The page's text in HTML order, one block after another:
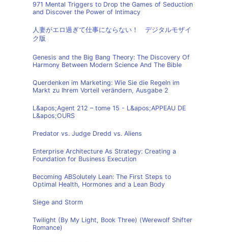
971 Mental Triggers to Drop the Games of Seduction
and Discover the Power of Intimacy
人妻がエロ過ぎて仕事にならない！ デジタルモザイ
ク版
Genesis and the Big Bang Theory: The Discovery Of
Harmony Between Modern Science And The Bible
Querdenken im Marketing: Wie Sie die Regeln im
Markt zu Ihrem Vorteil verändern, Ausgabe 2
L&apos;Agent 212 – tome 15 - L&apos;APPEAU DE
L&apos;OURS
Predator vs. Judge Dredd vs. Aliens
Enterprise Architecture As Strategy: Creating a
Foundation for Business Execution
Becoming ABSolutely Lean: The First Steps to
Optimal Health, Hormones and a Lean Body
Siege and Storm
Twilight (By My Light, Book Three) (Werewolf Shifter
Romance)